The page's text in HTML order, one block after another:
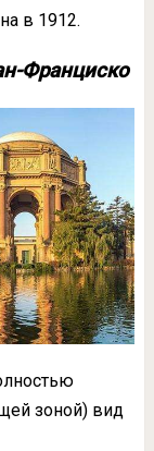
в 1912.
Франциско
зоной) вид